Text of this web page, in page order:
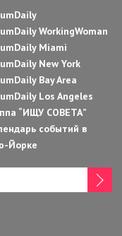
WorkingWoman
Miami
New York
Bay Area
Los Angeles
“ИЩУ СОВЕТА”
событий в
Йорке